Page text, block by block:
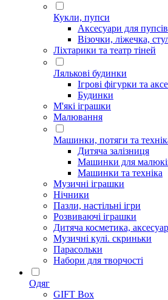
Кукли, пупси
Аксесуари для пупсів
Візочки, ліжечка,
Ліхтарики та театр тіней
Лялькові будинки
Ігрові фігурки та
Будинки
М'які іграшки
Малювання
Машинки, потяги та
Дитяча залізниця
Машинки для
Машинки та техніка
Музичні іграшки
Нічники
Пазли, настільні ігри
Розвиваючі іграшки
Дитяча косметика,
Музичні кулі. скриньки
Парасольки
Набори для творчості
Одяг
GIFT Box